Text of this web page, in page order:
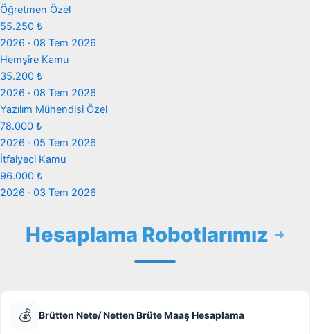
Öğretmen Özel
55.250 ₺
2026 · 08 Tem 2026
Hemşire Kamu
35.200 ₺
2026 · 08 Tem 2026
Yazılım Mühendisi Özel
78.000 ₺
2026 · 05 Tem 2026
İtfaiyeci Kamu
96.000 ₺
2026 · 03 Tem 2026
Hesaplama Robotlarımız
💰 Brütten Nete/ Netten Brüte Maaş Hesaplama